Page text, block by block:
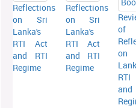
Reflections
on Sri
Lanka's
RTI Act
and RTI
Regime
Reflections
on Sri
Lanka's
RTI Act
and RTI
Regime
of
on